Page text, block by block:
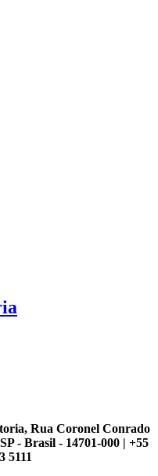
Rua Coronel Conrado
- Brasil - 14701-000 | +55
5111